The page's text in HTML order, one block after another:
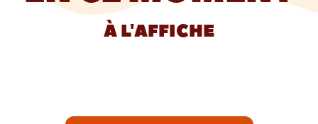
À L'AFFICHE